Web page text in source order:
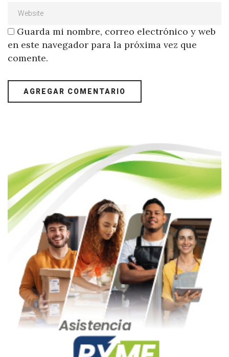
Guarda mi nombre, correo electrónico y web
en este navegador para la próxima vez que
comente.